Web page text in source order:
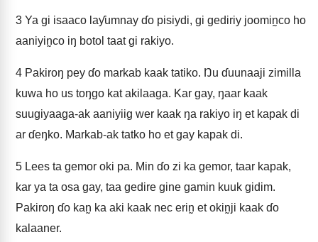
3 Ya gi isaaco laƴumnay ɗo pisiydi, gi gediriy joomin̰co ho
aaniyin̰co iŋ botol taat gi rakiyo.
4 Pakiroŋ pey ɗo markab kaak tatiko. Ŋu ɗuunaaji zimilla
kuwa ho us toŋgo kat akilaaga. Kar gay, ŋaar kaak
suugiyaaga-ak aaniyiig wer kaak ŋa rakiyo iŋ et kapak di
ar ɗeŋko. Markab-ak tatko ho et gay kapak di.
5 Lees ta gemor oki pa. Min ɗo zi ka gemor, taar kapak,
kar ya ta osa gay, taa gedire gine gamin kuuk gidim.
Pakiroŋ ɗo kan̰ ka aki kaak nec erin̰ et okin̰ji kaak ɗo
kalaaner.